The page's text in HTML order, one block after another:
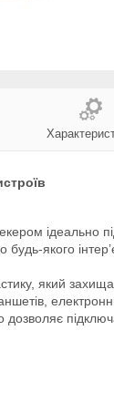
ідеально
якого
який